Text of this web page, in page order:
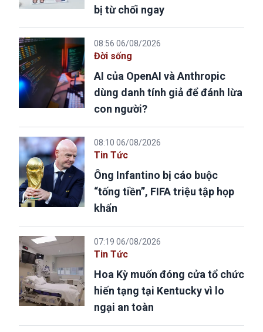
bị từ chối ngay
08:56 06/08/2026
Đời sống
AI của OpenAI và Anthropic
dùng danh tính giả để đánh lừa
con người?
08:10 06/08/2026
Tin Tức
Ông Infantino bị cáo buộc
“tống tiền”, FIFA triệu tập họp
khẩn
07:19 06/08/2026
Tin Tức
Hoa Kỳ muốn đóng cửa tổ chức
hiến tạng tại Kentucky vì lo
ngại an toàn